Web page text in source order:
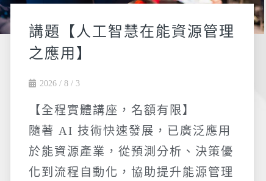
講題【人工智慧在能資源管理
之應用】
2026 / 8 / 3
【全程實體講座，名額有限】
隨著 AI 技術快速發展，已廣泛應用
於能資源產業，從預測分析、決策優
化到流程自動化，協助提升能源管理